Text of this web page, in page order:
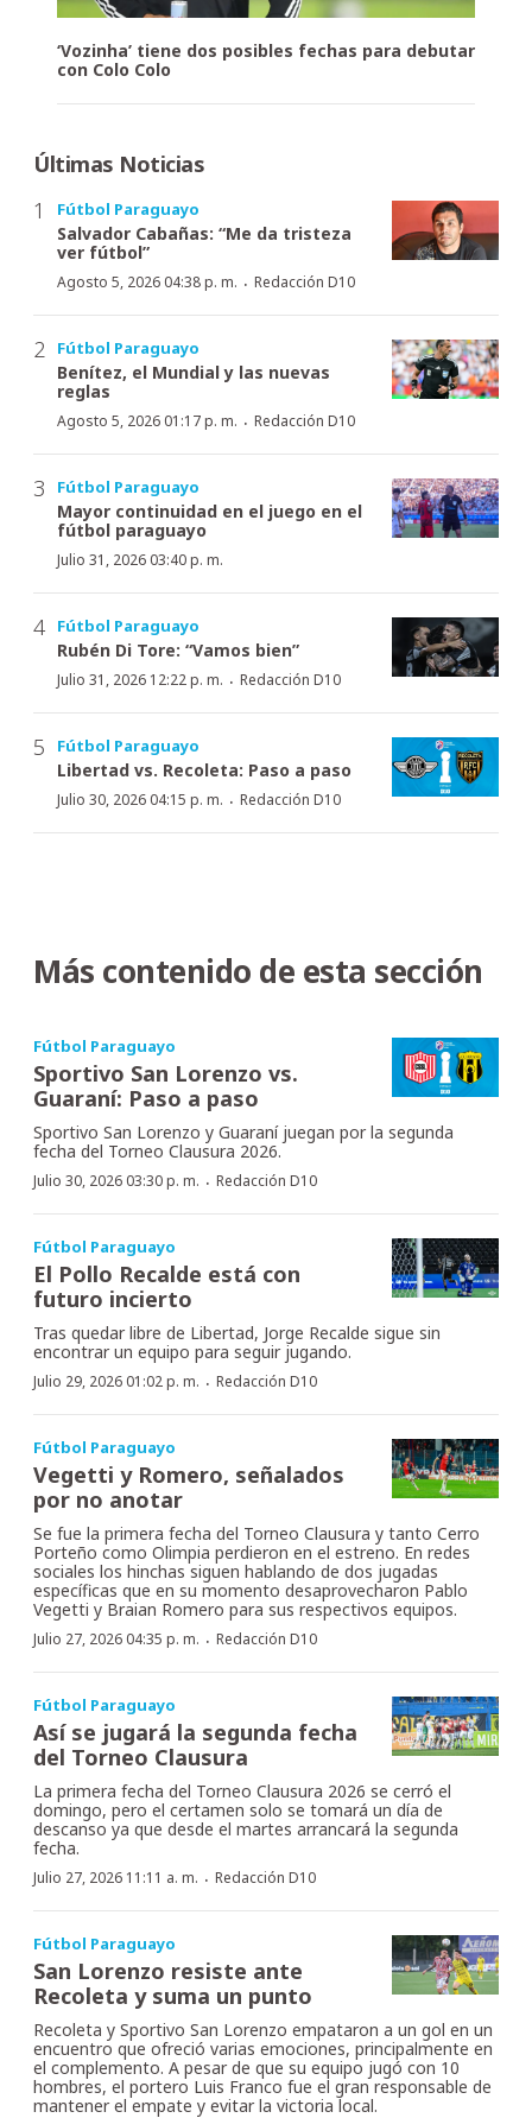
‘Vozinha’ tiene dos posibles fechas para debutar
con Colo Colo
Últimas Noticias
Fútbol Paraguayo
Salvador Cabañas: “Me da tristeza
ver fútbol”
Agosto 5, 2026 04:38 p. m. · Redacción D10
Fútbol Paraguayo
Benítez, el Mundial y las nuevas
reglas
Agosto 5, 2026 01:17 p. m. · Redacción D10
Fútbol Paraguayo
Mayor continuidad en el juego en el
fútbol paraguayo
Julio 31, 2026 03:40 p. m.
Fútbol Paraguayo
Rubén Di Tore: “Vamos bien”
Julio 31, 2026 12:22 p. m. · Redacción D10
Fútbol Paraguayo
Libertad vs. Recoleta: Paso a paso
Julio 30, 2026 04:15 p. m. · Redacción D10
Más contenido de esta sección
Fútbol Paraguayo
Sportivo San Lorenzo vs.
Guaraní: Paso a paso
Sportivo San Lorenzo y Guaraní juegan por la segunda
fecha del Torneo Clausura 2026.
Julio 30, 2026 03:30 p. m. · Redacción D10
Fútbol Paraguayo
El Pollo Recalde está con
futuro incierto
Tras quedar libre de Libertad, Jorge Recalde sigue sin
encontrar un equipo para seguir jugando.
Julio 29, 2026 01:02 p. m. · Redacción D10
Fútbol Paraguayo
Vegetti y Romero, señalados
por no anotar
Se fue la primera fecha del Torneo Clausura y tanto Cerro
Porteño como Olimpia perdieron en el estreno. En redes
sociales los hinchas siguen hablando de dos jugadas
específicas que en su momento desaprovecharon Pablo
Vegetti y Braian Romero para sus respectivos equipos.
Julio 27, 2026 04:35 p. m. · Redacción D10
Fútbol Paraguayo
Así se jugará la segunda fecha
del Torneo Clausura
La primera fecha del Torneo Clausura 2026 se cerró el
domingo, pero el certamen solo se tomará un día de
descanso ya que desde el martes arrancará la segunda
fecha.
Julio 27, 2026 11:11 a. m. · Redacción D10
Fútbol Paraguayo
San Lorenzo resiste ante
Recoleta y suma un punto
Recoleta y Sportivo San Lorenzo empataron a un gol en un
encuentro que ofreció varias emociones, principalmente en
el complemento. A pesar de que su equipo jugó con 10
hombres, el portero Luis Franco fue el gran responsable de
mantener el empate y evitar la victoria local.